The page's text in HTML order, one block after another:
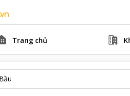
Trang chủ